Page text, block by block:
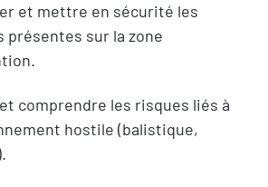
et mettre en sécurité les
présentes sur la zone
comprendre les risques liés à
hostile (balistique,